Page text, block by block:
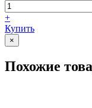
+
Купить
×
Похожие